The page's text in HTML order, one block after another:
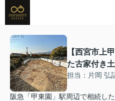
【西宮市上
た古家付き
担当：片岡 弘
阪急「甲東園」駅周辺で相続し